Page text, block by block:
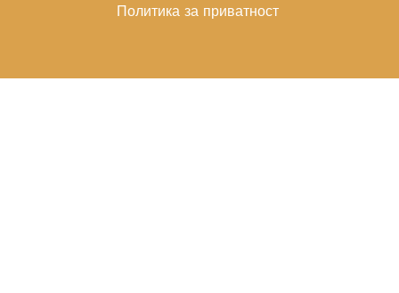
Политика за приватност